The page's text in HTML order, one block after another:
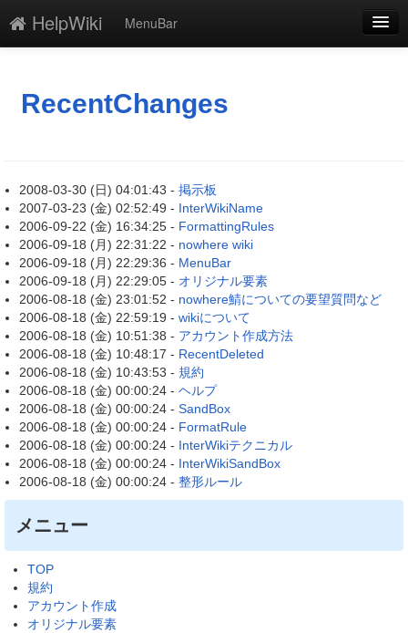
HelpWiki
MenuBar
最終更新
RecentChanges
2008-03-30 (日) 04:01:43 - 掲示板
2007-03-23 (金) 02:52:49 - InterWikiName
2006-09-22 (金) 16:34:25 - FormattingRules
2006-09-18 (月) 22:31:22 - nowhere wiki
2006-09-18 (月) 22:29:36 - MenuBar
2006-09-18 (月) 22:29:05 - オリジナル要素
2006-08-18 (金) 23:01:52 - nowhere鯖についての要望質問など
2006-08-18 (金) 22:59:19 - wikiについて
2006-08-18 (金) 10:51:38 - アカウント作成方法
2006-08-18 (金) 10:48:17 - RecentDeleted
2006-08-18 (金) 10:43:53 - 規約
2006-08-18 (金) 00:00:24 - ヘルプ
2006-08-18 (金) 00:00:24 - SandBox
2006-08-18 (金) 00:00:24 - FormatRule
2006-08-18 (金) 00:00:24 - InterWikiテクニカル
2006-08-18 (金) 00:00:24 - InterWikiSandBox
2006-08-18 (金) 00:00:24 - 整形ルール
メニュー
TOP
規約
アカウント作成
オリジナル要素